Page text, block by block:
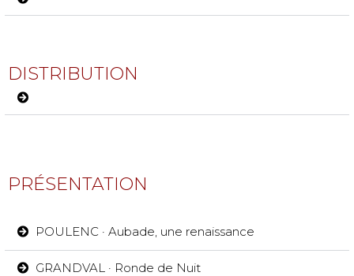
DISTRIBUTION
PRÉSENTATION
POULENC · Aubade, une renaissance
GRANDVAL · Ronde de Nuit